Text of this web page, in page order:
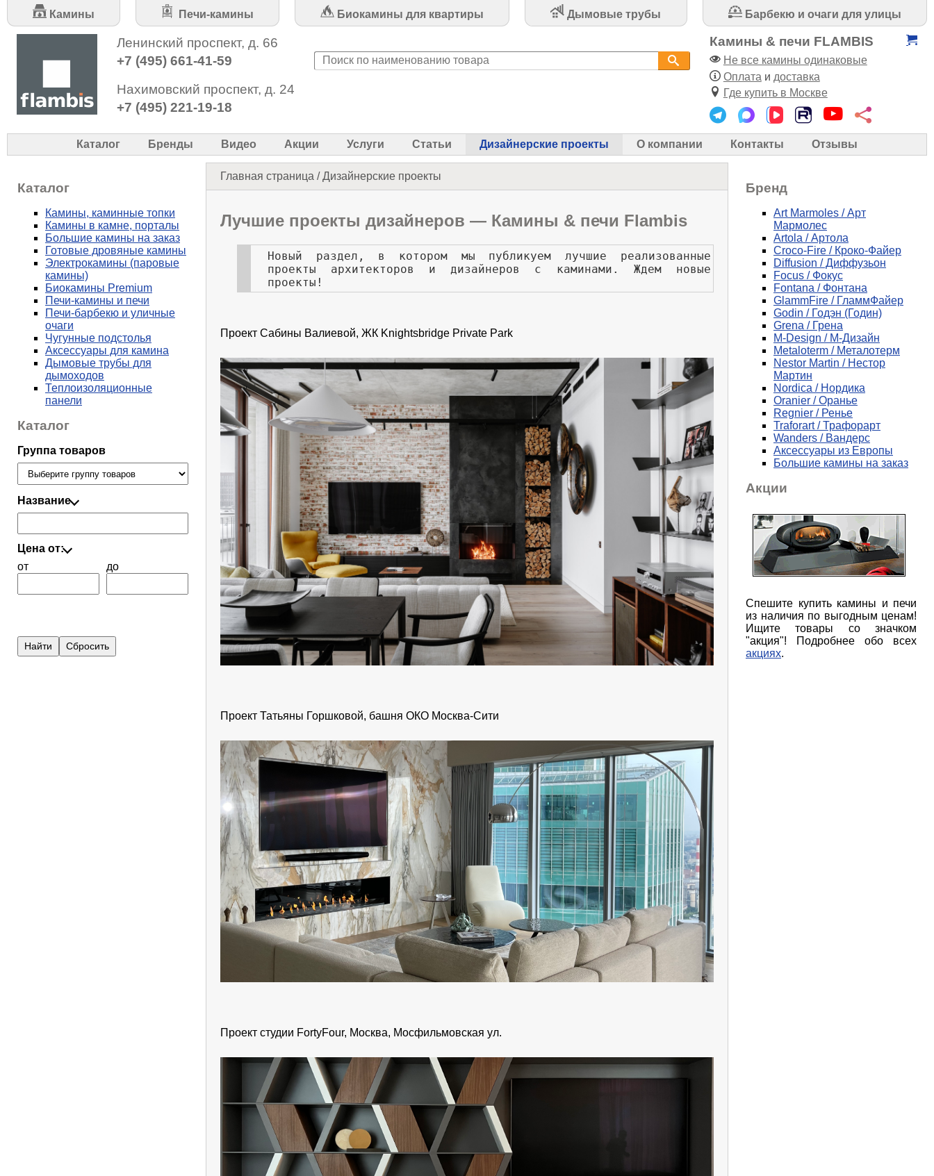
Камины Печи-камины Биокамины для квартиры Дымовые трубы Барбекю и очаги для улицы
Ленинский проспект, д. 66
+7 (495) 661-41-59
Нахимовский проспект, д. 24
+7 (495) 221-19-18
Камины & печи FLAMBIS
Не все камины одинаковые
Оплата и доставка
Где купить в Москве
Каталог Бренды Видео Акции Услуги Статьи Дизайнерские проекты О компании Контакты Отзывы
Главная страница /Дизайнерские проекты
Лучшие проекты дизайнеров — Камины & печи Flambis
Новый раздел, в котором мы публикуем лучшие реализованные
проекты архитекторов и дизайнеров с каминами. Ждем новые
проекты!
Проект Сабины Валиевой, ЖК Knightsbridge Private Park
Проект Татьяны Горшковой, башня ОКО Москва-Сити
Проект студии FortyFour, Москва, Мосфильмовская ул.
Каталог
Камины, каминные топки
Камины в камне, порталы
Большие камины на заказ
Готовые дровяные камины
Электрокамины (паровые
камины)
Биокамины Premium
Печи-камины и печи
Печи-барбекю и уличные
очаги
Чугунные подстолья
Аксессуары для камина
Дымовые трубы для
дымоходов
Теплоизоляционные
панели
Каталог
Группа товаров
Название
Цена от:
от
до
Бренд
Art Marmoles / Арт
Мармолес
Artola / Артола
Croco-Fire / Кроко-Файер
Diffusion / Диффузьон
Focus / Фокус
Fontana / Фонтана
GlammFire / ГламмФайер
Godin / Годэн (Годин)
Grena / Грена
M-Design / М-Дизайн
Metaloterm / Металотерм
Nestor Martin / Нестор
Мартин
Nordica / Нордика
Oranier / Оранье
Regnier / Ренье
Traforart / Трафорарт
Wanders / Вандерс
Аксессуары из Европы
Большие камины на заказ
Акции
Спешите купить камины и печи
из наличия по выгодным ценам!
Ищите товары со значком
"акция"! Подробнее обо всех
акциях.